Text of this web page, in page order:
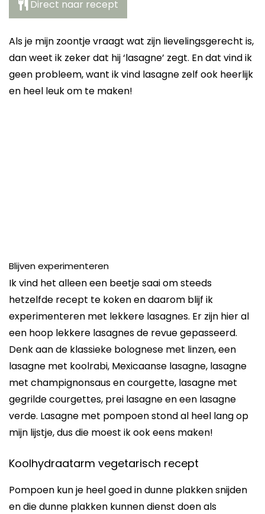
Direct naar recept
Als je mijn zoontje vraagt wat zijn lievelingsgerecht is,
dan weet ik zeker dat hij ‘lasagne’ zegt. En dat vind ik
geen probleem, want ik vind lasagne zelf ook heerlijk
en heel leuk om te maken!
Blijven experimenteren
Ik vind het alleen een beetje saai om steeds
hetzelfde recept te koken en daarom blijf ik
experimenteren met lekkere lasagnes. Er zijn hier al
een hoop lekkere lasagnes de revue gepasseerd.
Denk aan de klassieke bolognese met linzen, een
lasagne met koolrabi, Mexicaanse lasagne, lasagne
met champignonsaus en courgette, lasagne met
gegrilde courgettes, prei lasagne en een lasagne
verde. Lasagne met pompoen stond al heel lang op
mijn lijstje, dus die moest ik ook eens maken!
Koolhydraatarm vegetarisch recept
Pompoen kun je heel goed in dunne plakken snijden
en die dunne plakken kunnen dienst doen als